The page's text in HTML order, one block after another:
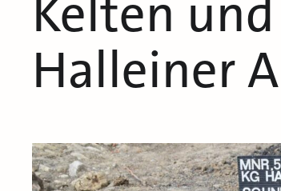
Kelten
Halleiner